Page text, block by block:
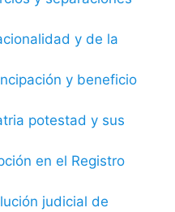
y de la
y beneficio
potestad y sus
en el Registro
judicial de